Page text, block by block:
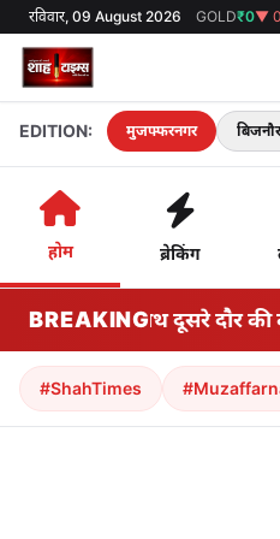
रविवार, 09 August 2026 GOLD₹0▼
EDITION: मुजफ्फरनगर बिजनौर
होम ब्रेकिंग
BREAKING
के साथ दूसरे दौर की
#ShahTimes